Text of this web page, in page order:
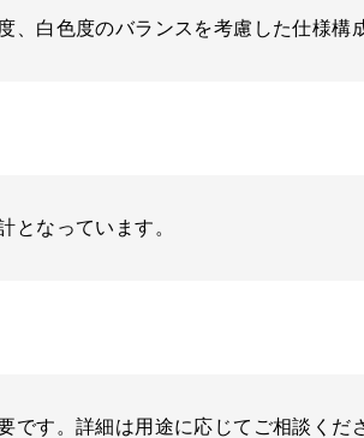
、白色度のバランスを考慮した仕様構
となっています。
です。詳細は用途に応じてご相談くだ